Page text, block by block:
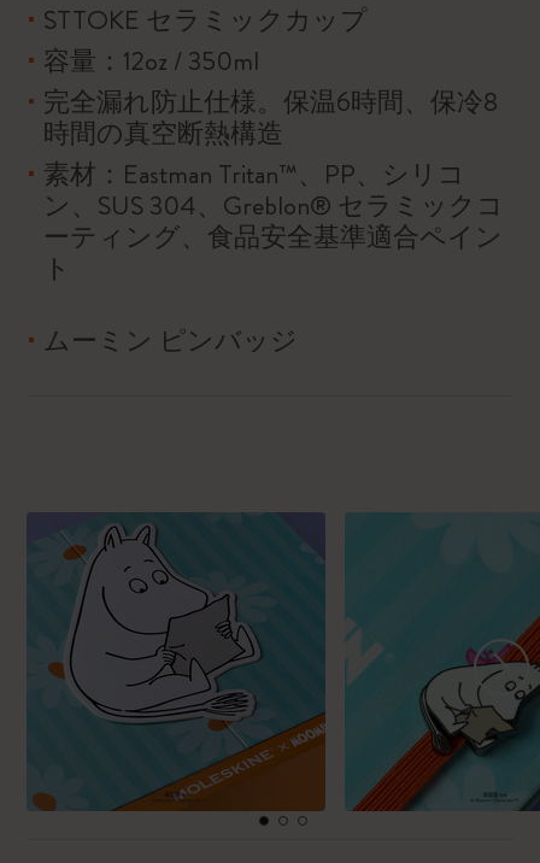
STTOKE セラミックカップ
容量：12oz / 350ml
完全漏れ防止仕様。保温6時間、保冷8
時間の真空断熱構造
素材：Eastman Tritan™、PP、シリコ
ン、SUS 304、Greblon® セラミックコ
ーティング、食品安全基準適合ペイン
ト
ムーミン ピンバッジ